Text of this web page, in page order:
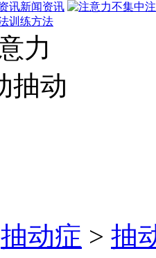
新闻资讯
训练方法
抽动症 > 抽